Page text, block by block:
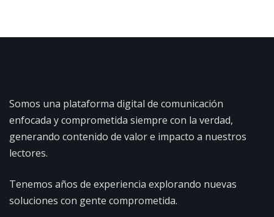
Somos una plataforma digital de comunicación
enfocada y comprometida siempre con la verdad,
generando contenido de valor e impacto a nuestros
lectores.
Tenemos años de experiencia explorando nuevas
soluciones con gente comprometida.